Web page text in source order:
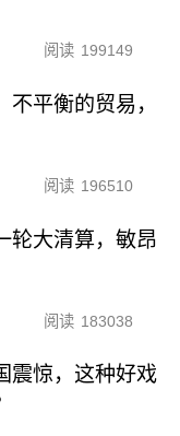
阅读 199149
平衡的贸易，
阅读 196510
轮大清算，敏昂
阅读 183038
震惊，这种好戏